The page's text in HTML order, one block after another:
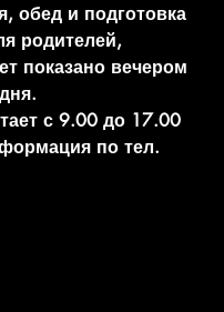
обед и подготовка
родителей,
показано вечером
с 9.00 до 17.00
по тел.